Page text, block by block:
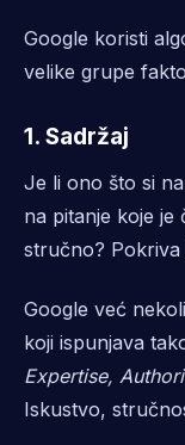
Google koristi
velike grupe
1. Sadržaj
Je li ono što si
na pitanje koje je
stručno?
Google već
koji ispunjava
Expertise,
Iskustvo,